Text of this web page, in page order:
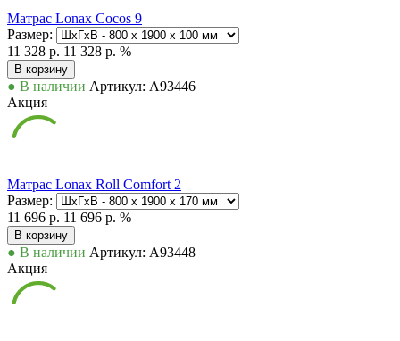
Матрас Lonax Cocos 9
Размер:
11 328 р. 11 328 р. %
В корзину
● В наличии Артикул: А93446
Акция
Матрас Lonax Roll Comfort 2
Размер:
11 696 р. 11 696 р. %
В корзину
● В наличии Артикул: А93448
Акция